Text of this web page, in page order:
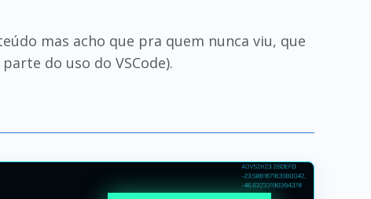
mas acho que pra quem nunca viu, que
do uso do VSCode).